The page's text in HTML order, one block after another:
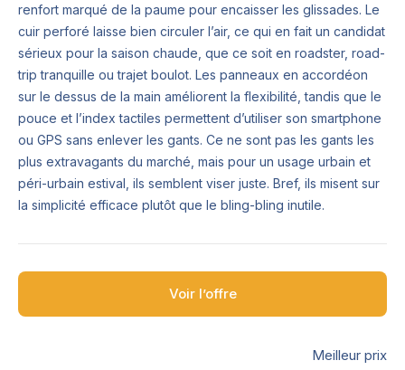
renfort marqué de la paume pour encaisser les glissades. Le
cuir perforé laisse bien circuler l’air, ce qui en fait un candidat
sérieux pour la saison chaude, que ce soit en roadster, road-
trip tranquille ou trajet boulot. Les panneaux en accordéon
sur le dessus de la main améliorent la flexibilité, tandis que le
pouce et l’index tactiles permettent d’utiliser son smartphone
ou GPS sans enlever les gants. Ce ne sont pas les gants les
plus extravagants du marché, mais pour un usage urbain et
péri-urbain estival, ils semblent viser juste. Bref, ils misent sur
la simplicité efficace plutôt que le bling-bling inutile.
Voir l’offre
Meilleur prix